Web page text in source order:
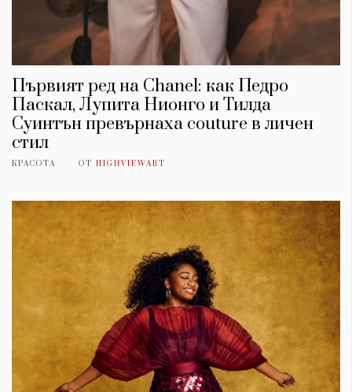
Първият ред на Chanel: как Педро
Паскал, Лупита Нионго и Тилда
Суинтън превърнаха couture в личен
стил
КРАСОТА ОТ HIGHVIEWART